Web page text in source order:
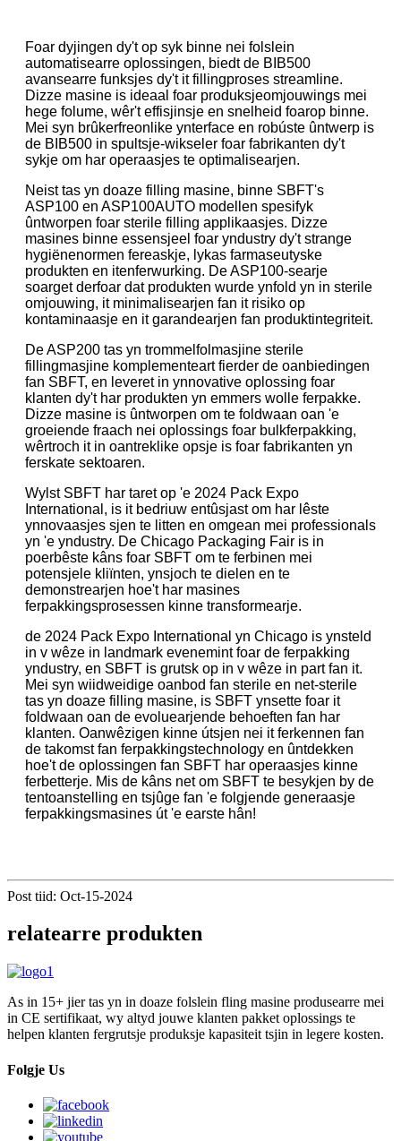
Foar dyjingen dy't op syk binne nei folslein
automatisearre oplossingen, biedt de BIB500
avansearre funksjes dy't it fillingproses streamline.
Dizze masine is ideaal foar produksjeomjouwings mei
hege folume, wêr't effisjinsje en snelheid foarop binne.
Mei syn brûkerfreonlike ynterface en robúste ûntwerp is
de BIB500 in spultsje-wikseler foar fabrikanten dy't
sykje om har operaasjes te optimalisearjen.
Neist tas yn doaze filling masine, binne SBFT's
ASP100 en ASP100AUTO modellen spesifyk
ûntworpen foar sterile filling applikaasjes. Dizze
masines binne essensjeel foar yndustry dy't strange
hygiënenormen fereaskje, lykas farmaseutyske
produkten en itenferwurking. De ASP100-searje
soarget derfoar dat produkten wurde ynfold yn in sterile
omjouwing, it minimalisearjen fan it risiko op
kontaminaasje en it garandearjen fan produktintegriteit.
De ASP200 tas yn trommelfolmasjine sterile
fillingmasjine komplementeart fierder de oanbiedingen
fan SBFT, en leveret in ynnovative oplossing foar
klanten dy't har produkten yn emmers wolle ferpakke.
Dizze masine is ûntworpen om te foldwaan oan 'e
groeiende fraach nei oplossings foar bulkferpakking,
wêrtroch it in oantreklike opsje is foar fabrikanten yn
ferskate sektoaren.
Wylst SBFT har taret op 'e 2024 Pack Expo
International, is it bedriuw entûsjast om har lêste
ynnovaasjes sjen te litten en omgean mei professionals
yn 'e yndustry. De Chicago Packaging Fair is in
poerbêste kâns foar SBFT om te ferbinen mei
potensjele kliïnten, ynsjoch te dielen en te
demonstrearjen hoe't har masines
ferpakkingsprosessen kinne transformearje.
de 2024 Pack Expo International yn Chicago is ynsteld
in v wêze in landmark evenemint foar de ferpakking
yndustry, en SBFT is grutsk op in v wêze in part fan it.
Mei syn wiidweidige oanbod fan sterile en net-sterile
tas yn doaze filling masine, is SBFT ynsette foar it
foldwaan oan de evoluearjende behoeften fan har
klanten. Oanwêzigen kinne útsjen nei it ferkennen fan
de takomst fan ferpakkingstechnology en ûntdekken
hoe't de oplossingen fan SBFT har operaasjes kinne
ferbetterje. Mis de kâns net om SBFT te besykjen by de
tentoanstelling en tsjûge fan 'e folgjende generaasje
ferpakkingsmasines út 'e earste hân!
Post tiid: Oct-15-2024
relatearre produkten
As in 15+ jier tas yn in doaze folslein fling masine produsearre mei
in CE sertifikaat, wy altyd jouwe klanten pakket oplossings te
helpen klanten fergrutsje produksje kapasiteit tsjin in legere kosten.
Folgje Us